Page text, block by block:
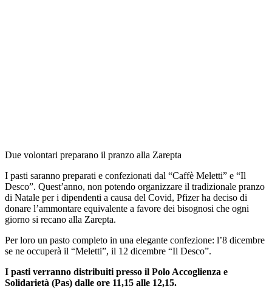
Due volontari preparano il pranzo alla Zarepta
I pasti saranno preparati e confezionati dal “Caffè Meletti” e “Il
Desco”. Quest’anno, non potendo organizzare il tradizionale pranzo
di Natale per i dipendenti a causa del Covid, Pfizer ha deciso di
donare l’ammontare equivalente a favore dei bisognosi che ogni
giorno si recano alla Zarepta.
Per loro un pasto completo in una elegante confezione: l’8 dicembre
se ne occuperà il “Meletti”, il 12 dicembre “Il Desco”.
I pasti verranno distribuiti presso il Polo Accoglienza e
Solidarietà (Pas) dalle ore 11,15 alle 12,15.